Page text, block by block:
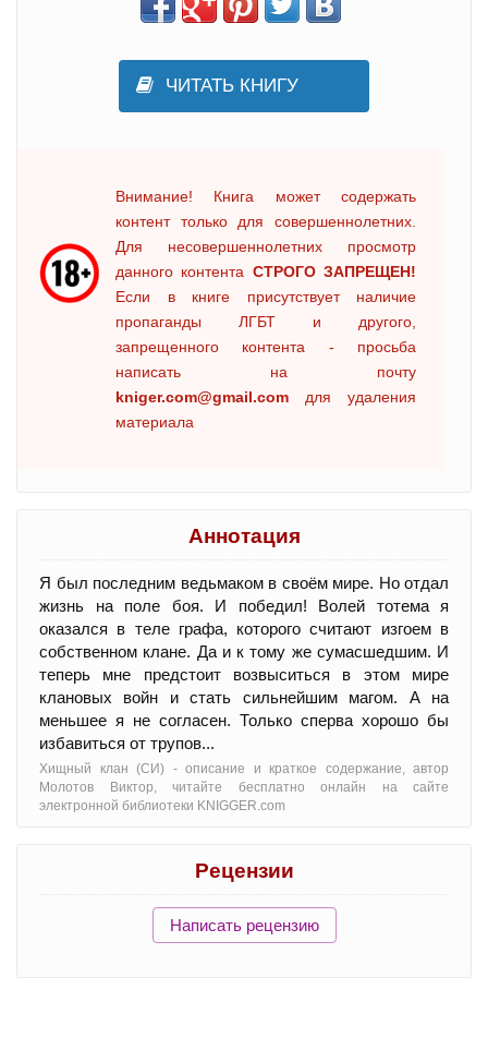
ЧИТАТЬ КНИГУ
Внимание! Книга может содержать
контент только для совершеннолетних.
Для несовершеннолетних просмотр
данного контента СТРОГО ЗАПРЕЩЕН!
Если в книге присутствует наличие
пропаганды ЛГБТ и другого,
запрещенного контента - просьба
написать на почту
kniger.com@gmail.com для удаления
материала
Аннотация
Я был последним ведьмаком в своём мире. Но отдал
жизнь на поле боя. И победил! Волей тотема я
оказался в теле графа, которого считают изгоем в
собственном клане. Да и к тому же сумасшедшим. И
теперь мне предстоит возвыситься в этом мире
клановых войн и стать сильнейшим магом. А на
меньшее я не согласен. Только сперва хорошо бы
избавиться от трупов...
Хищный клан (СИ) - oписание и краткое содержание, автор
Молотов Виктор, читайте бесплатно онлайн на сайте
электронной библиотеки KNIGGER.com
Рецензии
Написать рецензию